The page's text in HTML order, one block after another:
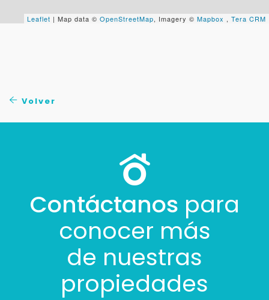
Leaflet | Map data © OpenStreetMap, Imagery © Mapbox , Tera CRM
Volver
Contáctanos para
conocer más
de nuestras
propiedades
Buscamos darte la mejor experiencia.
Con estos datos podemos responderte mejor y
más rápido.